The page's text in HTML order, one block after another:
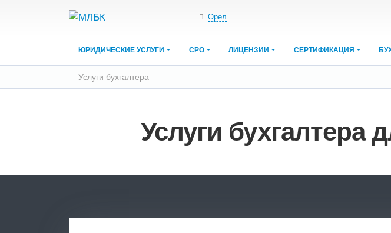
Орел
ЮРИДИЧЕСКИЕ УСЛУГИ СРО ЛИЦЕНЗИИ СЕРТИФИКАЦИЯ
Услуги бухгалтера
Услуги бухгалтера